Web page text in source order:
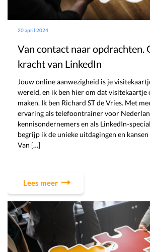
20 april 2024
Van contact naar opdrachten.
kracht van LinkedIn
Jouw online aanwezigheid is je
wereld, en ik ben hier om dat visitekaartje
maken. Ik ben Richard ST de Vries. Met
ervaring als telefoontrainer voor
kennisondernemers en als LinkedIn-
begrijp ik de unieke uitdagingen en
Van […]
Lees meer